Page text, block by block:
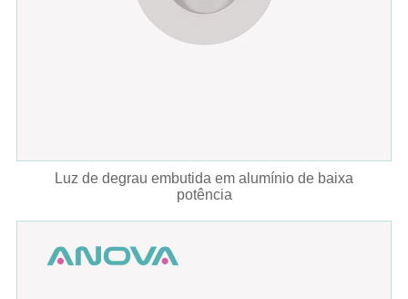
Luz de degrau embutida em alumínio de baixa
potência